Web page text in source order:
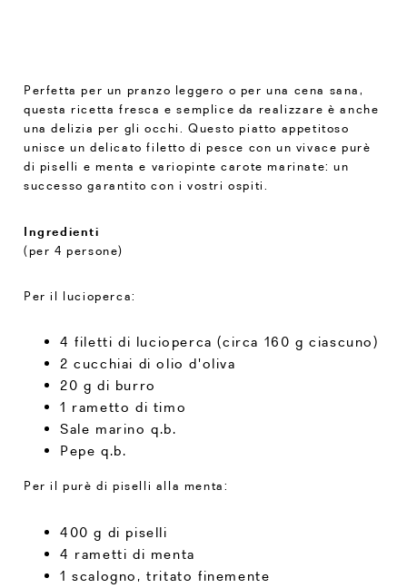
Perfetta per un pranzo leggero o per una cena sana,
questa ricetta fresca e semplice da realizzare è anche
una delizia per gli occhi. Questo piatto appetitoso
unisce un delicato filetto di pesce con un vivace purè
di piselli e menta e variopinte carote marinate: un
successo garantito con i vostri ospiti.
Ingredienti
(per 4 persone)
Per il lucioperca:
4 filetti di lucioperca (circa 160 g ciascuno)
2 cucchiai di olio d'oliva
20 g di burro
1 rametto di timo
Sale marino q.b.
Pepe q.b.
Per il purè di piselli alla menta:
400 g di piselli
4 rametti di menta
1 scalogno, tritato finemente